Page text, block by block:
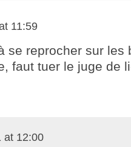
11:59
se reprocher sur les
faut tuer le juge de
at 12:00